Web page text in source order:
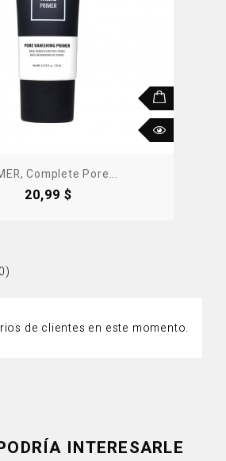
Complete Pore...
Precio
20,99 $
de clientes en este momento.
INTERESARLE